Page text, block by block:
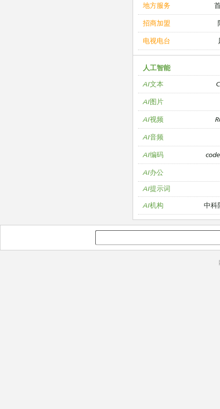
地方服务
招商加盟
电视电台
人工智能
AI文本
AI图片
AI视频
AI音频
AI编码
AI办公
AI提示词
AI机构
中科